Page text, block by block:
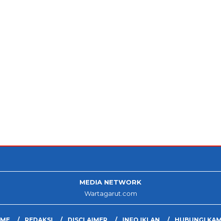
MEDIA NETWORK
Wartagarut.com